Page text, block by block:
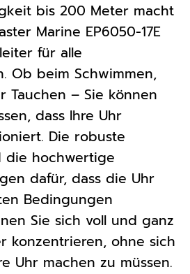
bis 200 Meter macht
Marine EP6050-17E
für alle
Ob beim Schwimmen,
Tauchen – Sie können
dass Ihre Uhr
Die robuste
die hochwertige
dafür, dass die Uhr
Bedingungen
Sie sich voll und ganz
konzentrieren, ohne sich
Uhr machen zu müssen.